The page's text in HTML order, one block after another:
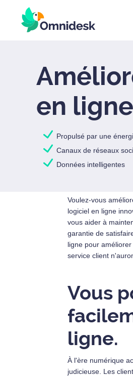
en ligne
Propulsé par une
Canaux de réseaux
Données intelligentes
Voulez-vous
logiciel en ligne
vous aider à
garantie de
ligne pour
service client
Vous
ligne.
À l'ère numérique
judicieuse. Les